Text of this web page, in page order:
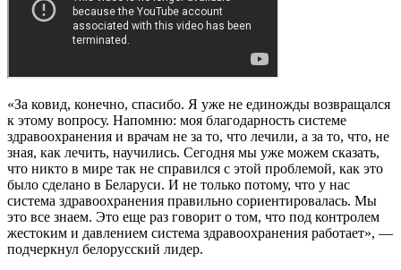
«За ковид, конечно, спасибо. Я уже не единожды возвращался
к этому вопросу. Напомню: моя благодарность системе
здравоохранения и врачам не за то, что лечили, а за то, что, не
зная, как лечить, научились. Сегодня мы уже можем сказать,
что никто в мире так не справился с этой проблемой, как это
было сделано в Беларуси. И не только потому, что у нас
система здравоохранения правильно сориентировалась. Мы
это все знаем. Это еще раз говорит о том, что под контролем
жестоким и давлением система здравоохранения работает», —
подчеркнул белорусский лидер.